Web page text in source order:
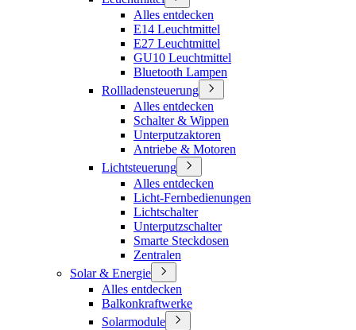
Alles entdecken
E14 Leuchtmittel
E27 Leuchtmittel
GU10 Leuchtmittel
Bluetooth Lampen
Rollladensteuerung
Alles entdecken
Schalter & Wippen
Unterputzaktoren
Antriebe & Motoren
Lichtsteuerung
Alles entdecken
Licht-Fernbedienungen
Lichtschalter
Unterputzschalter
Smarte Steckdosen
Zentralen
Solar & Energie
Alles entdecken
Balkonkraftwerke
Solarmodule